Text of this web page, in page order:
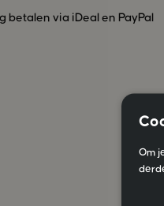
betalen via iDeal en PayPal
Om